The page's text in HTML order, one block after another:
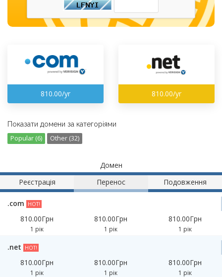
810.00/yr 810.00/yr
Показати домени за категоріями
Popular (6) Other (32)
Домен
Реєстрація
Перенос Подовження
.com HOT!
810.00Грн
1 рік
810.00Грн
1 рік
810.00Грн
1 рік
.net HOT!
810.00Грн
1 рік
810.00Грн
1 рік
810.00Грн
1 рік